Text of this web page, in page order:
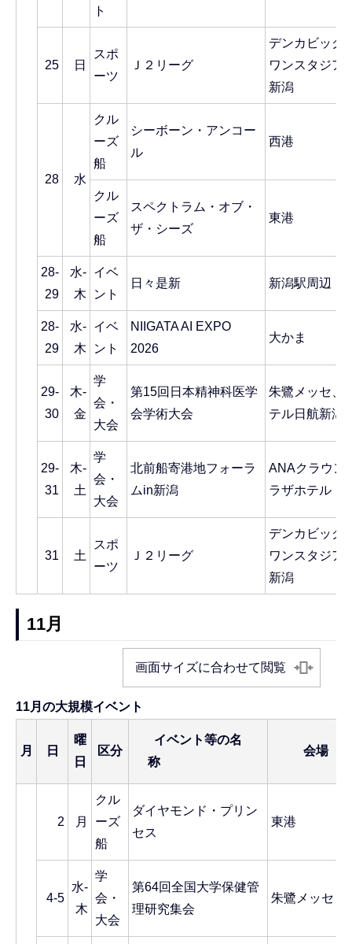
ト
25 日
スポ
ーツ
Ｊ２リーグ
デンカビッグ
ワンスタジア
新潟
28 水
クル
ーズ
船
シーボーン・アンコー
ル
西港
クル
ーズ
船
スペクトラム・オブ・
ザ・シーズ
東港
28-
29
水-
木
イベ
ント
日々是新 新潟駅周辺
28-
29
水-
木
イベ
ント
NIIGATA AI EXPO
2026
大かま
29-
30
木-
金
学
会・
大会
第15回日本精神科医学
会学術大会
朱鷺メッセ、
テル日航新潟
29-
31
木-
土
学
会・
大会
北前船寄港地フォーラ
ムin新潟
ANAクラウン
ラザホテル
31 土
スポ
ーツ
Ｊ２リーグ
デンカビッグ
ワンスタジア
新潟
11月
画面サイズに合わせて閲覧
11月の大規模イベント
月 日
曜
日
区分
イベント等の名
称
会場
2 月
クル
ーズ
船
ダイヤモンド・プリン
セス
東港
4-5
水-
木
学
会・
大会
第64回全国大学保健管
理研究集会
朱鷺メッセ